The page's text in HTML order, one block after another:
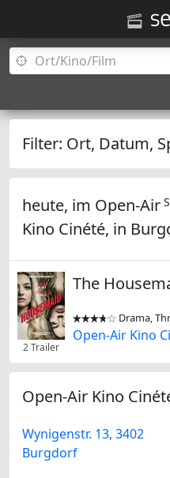
Filter: Ort, Datum,
heute, im Open-Air
Kino Cinété, in
2 Trailer
The

 Drama,
Open-Air Kino
Open-Air Kino
Wynigenstr. 13, 3402
Burgdorf